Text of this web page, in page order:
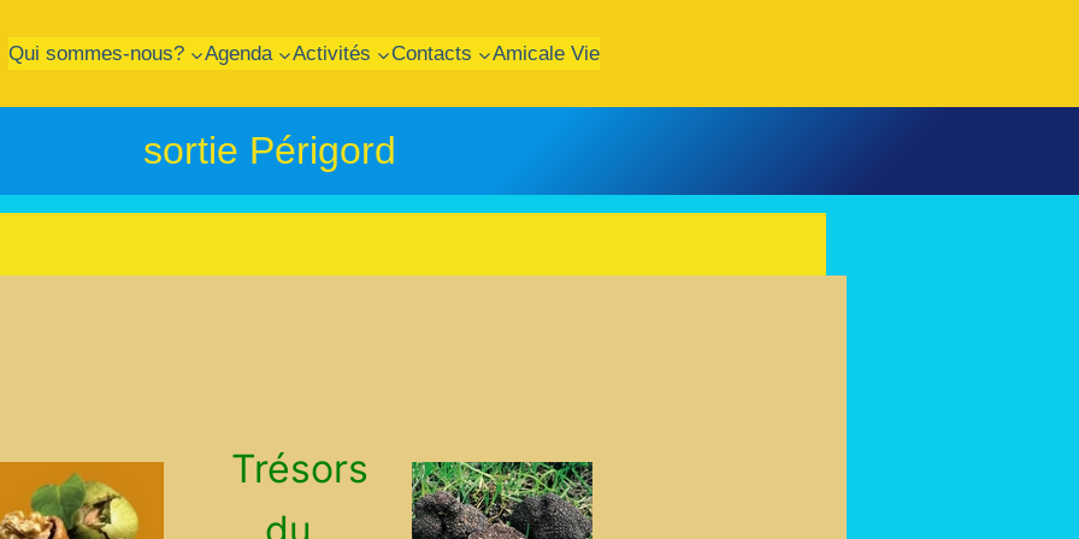
Qui sommes-nous? Agenda Activités Contacts Amicale Vie
sortie Périgord
Trésors